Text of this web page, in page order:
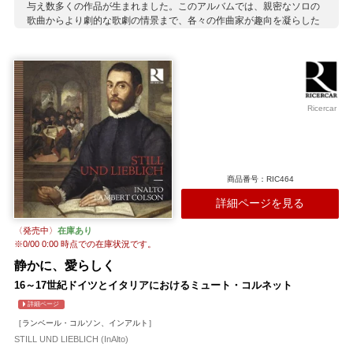
与え数多くの作品が生まれました。このアルバムでは、親密なソロの
歌曲からより劇的な歌劇の情景まで、各々の作曲家が趣向を凝らした
ド、ソプラノのハンナ・エリーとリュート奏者のトビー・カーによる
演奏で。ウェバーはいくつかの曲に独自のディミニューション＝旋律
中の音を細かい音価の音符に細分することを加えています。
収録作曲家：
メールロ
ナウヴァッハ モンテヴェルディ
アドリアエンセン
カッチーニ
G.ガブリエリ パレストリーナ
Ricercar
商品番号：RIC464
詳細ページを見る
〈発売中〉 在庫あり
※0/00 0:00時点での在庫状況です。
静かに、愛らしく
16～17世紀ドイツとイタリアにおけるミュート・コルネット
詳細ページ
［ランベール・コルソン、インアルト］
STILL UND LIEBLICH (InAlto)